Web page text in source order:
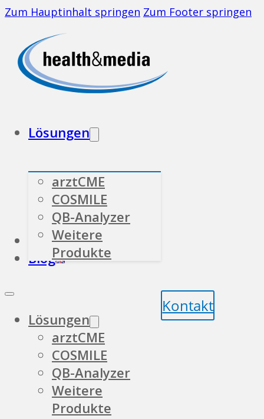
Zum Hauptinhalt springen Zum Footer springen
Lösungen
arztCME
COSMILE
QB-Analyzer
Weitere
Produkte
BranchenÜber uns
Blog
Lösungen
arztCME
COSMILE
QB-Analyzer
Weitere
Produkte
Kontakt